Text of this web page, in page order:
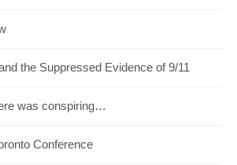
the Suppressed Evidence of 9/11
was conspiring…
Conference